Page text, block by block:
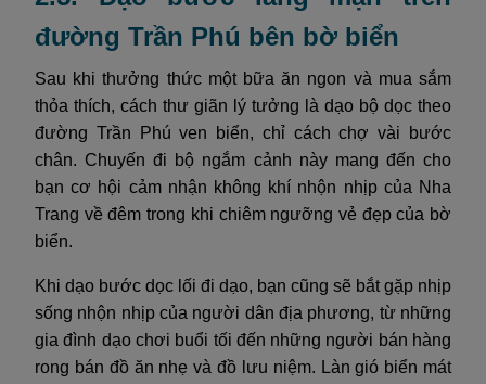
đường Trần Phú bên bờ biển
Sau khi thưởng thức một bữa ăn ngon và mua sắm
thỏa thích, cách thư giãn lý tưởng là dạo bộ dọc theo
đường Trần Phú ven biển, chỉ cách chợ vài bước
chân. Chuyến đi bộ ngắm cảnh này mang đến cho
bạn cơ hội cảm nhận không khí nhộn nhịp của Nha
Trang về đêm trong khi chiêm ngưỡng vẻ đẹp của bờ
biển.
Khi dạo bước dọc lối đi dạo, bạn cũng sẽ bắt gặp nhịp
sống nhộn nhịp của người dân địa phương, từ những
gia đình dạo chơi buổi tối đến những người bán hàng
rong bán đồ ăn nhẹ và đồ lưu niệm. Làn gió biển mát